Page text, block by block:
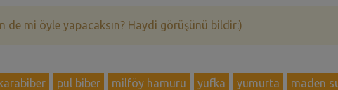
de mi öyle yapacaksın? Haydi görüşünü bildir:)
karabiber pul biber milföy hamuru yufka yumurta maden